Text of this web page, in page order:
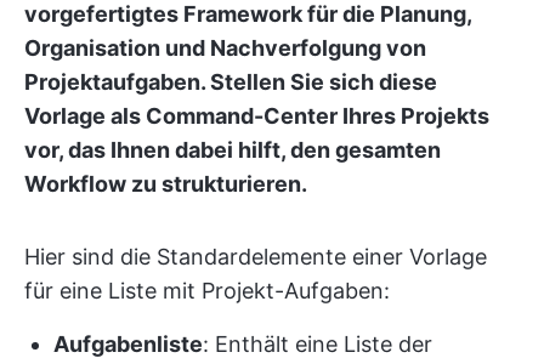
vorgefertigtes Framework für die Planung,
Organisation und Nachverfolgung von
Projektaufgaben. Stellen Sie sich diese
Vorlage als Command-Center Ihres Projekts
vor, das Ihnen dabei hilft, den gesamten
Workflow zu strukturieren.
Hier sind die Standardelemente einer Vorlage
für eine Liste mit Projekt-Aufgaben:
Aufgabenliste: Enthält eine Liste der